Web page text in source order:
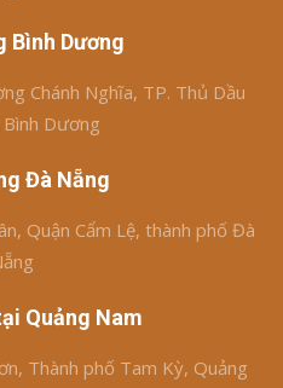
Bình Dương
Chánh Nghĩa, TP. Thủ Dầu
Dương
Đà Nẵng
Quận Cẩm Lệ, thành phố Đà
Quảng Nam
Thành phố Tam Kỳ, Quảng